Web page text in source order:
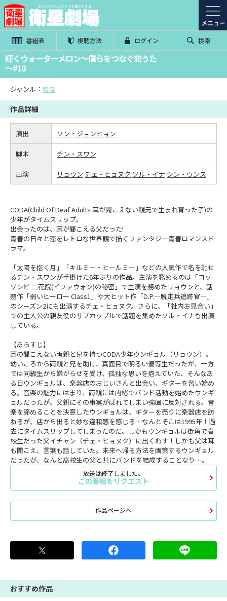
番組表 視聴方法 ログイン 検索
輝くウォーターメロン～僕らをつなぐ恋うた
～#10
ジャンル： 韓流
作品詳細
演出 ソン・ジョンヒョン
脚本 チン・スワン
出演 リョウン チェ・ヒョヌク ソル・イナ シン・ウンス
CODA(Child Of Deaf Adults 耳が聞こえない親元で生まれ育った子)の
少年がタイムスリップ。
出会ったのは、耳が聞こえる父だった!
青春の日々と恋をレトロな世界観で描くファンタジー青春ロマンスド
ラマ。
「太陽を抱く月」「キルミー・ヒールミー」などの人気作で名を馳せ
るチン・スワンが手掛けた6年ぶりの作品。主演を務めるのは「コッ
ソンビ 二花院(イファウォン)の秘密」で主演を務めたリョウンと、話
題作「弱いヒーロー Class1」や大ヒット作「D.P.―脱走兵追跡官―」
のシーズン2にも出演するチェ・ヒョヌク。さらに、「社内お見合い」
での主人公の親友役のサブカップルで話題を集めたソル・イナも出演
している。
【あらすじ】
耳の聞こえない両親と兄を持つCODA少年ウンギョル（リョウン）。
幼いころから両親と兄を助け、真面目で明るい優等生だったが、一方
では同級生から嫌がらせを受け、孤独な思いを抱えていた、そんなあ
る日ウンギョルは、楽器店のおじいさんと出会い、ギターを習い始め
る。音楽の魅力にはまり、両親には内緒でバンド活動を始めたウンギ
ョルだったが、父親にその事実がばれてしまい強固に反対される。音
楽を諦めることを決意したウンギョルは、ギターを売りに楽器店を訪
ねるが、店から出ると妙な違和感を感じる…なんとそこは1995年！過
去にタイムスリップしてしまったのだ。しかもウンギョルは街角で高
校生だった父イチャン（チェ・ヒョヌク）に出くわす！しかも父は耳
も聞こえ、言葉も話していた。未来へ帰る方法を画策するウンギョル
だったが、なんと高校生の父と共にバンドを結成することなり…。
放送は終了しました。
この番組をリクエスト
作品ページへ
おすすめ作品